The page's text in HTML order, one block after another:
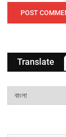
Translate